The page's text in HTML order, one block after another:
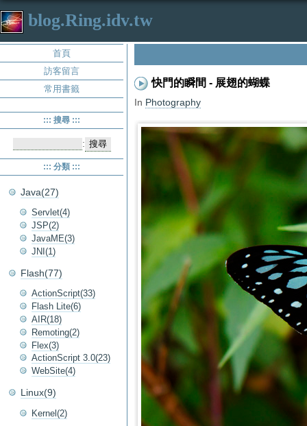
blog.Ring.idv.tw
快門的瞬間 - 展翅的蝴蝶
In Photography
首頁
訪客留言
常用書籤
::: 搜尋 :::
:
::: 分類 :::
Java(27)
Servlet(4)
JSP(2)
JavaME(3)
JNI(1)
Flash(77)
ActionScript(33)
Flash Lite(6)
AIR(18)
Remoting(2)
Flex(3)
ActionScript 3.0(23)
WebSite(4)
Linux(9)
Kernel(2)